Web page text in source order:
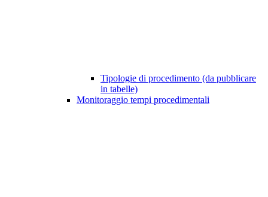
Tipologie di procedimento (da pubblicare
in tabelle)
Monitoraggio tempi procedimentali